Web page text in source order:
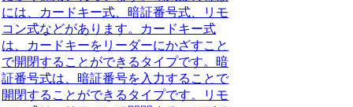
には、カードキー式、暗証番号式、リモ
コン式などがあります。カードキー式
は、カードキーをリーダーにかざすこと
で開閉することができるタイプです。暗
証番号式は、暗証番号を入力することで
開閉することができるタイプです。リモ